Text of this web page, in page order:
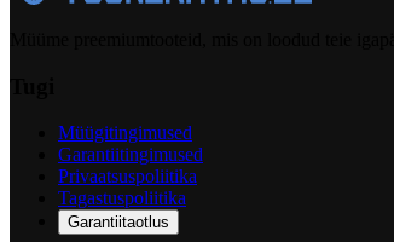
Müügitingimused
Garantiitingimused
Privaatsuspoliitika
Tagastuspoliitika
Garantiitaotlus